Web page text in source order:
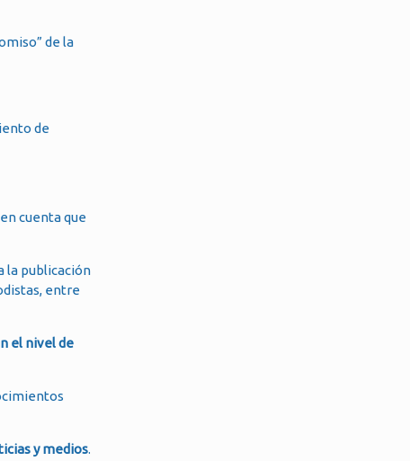
de la
de
cuenta que
la publicación
entre
el nivel de
y medios.